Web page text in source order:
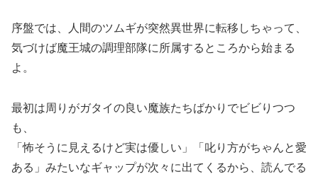
序盤では、人間のツムギが突然異世界に転移しちゃって、
気づけば魔王城の調理部隊に所属するところから始まる
よ。
最初は周りがガタイの良い魔族たちばかりでビビりつつ
も、
「怖そうに見えるけど実は優しい」「叱り方がちゃんと愛
ある」みたいなギャップが次々に出てくるから、読んでる